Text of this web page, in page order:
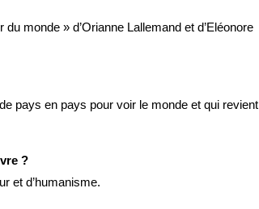
monde » d’Orianne Lallemand et d’Eléonore
de pays en pays pour voir le monde et qui revient
?
et d’humanisme.